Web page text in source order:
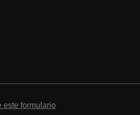
este formulario